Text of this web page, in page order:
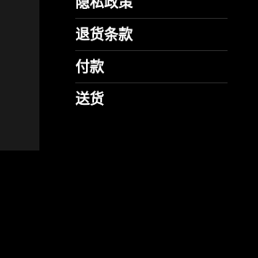
退货条款
付款
送货